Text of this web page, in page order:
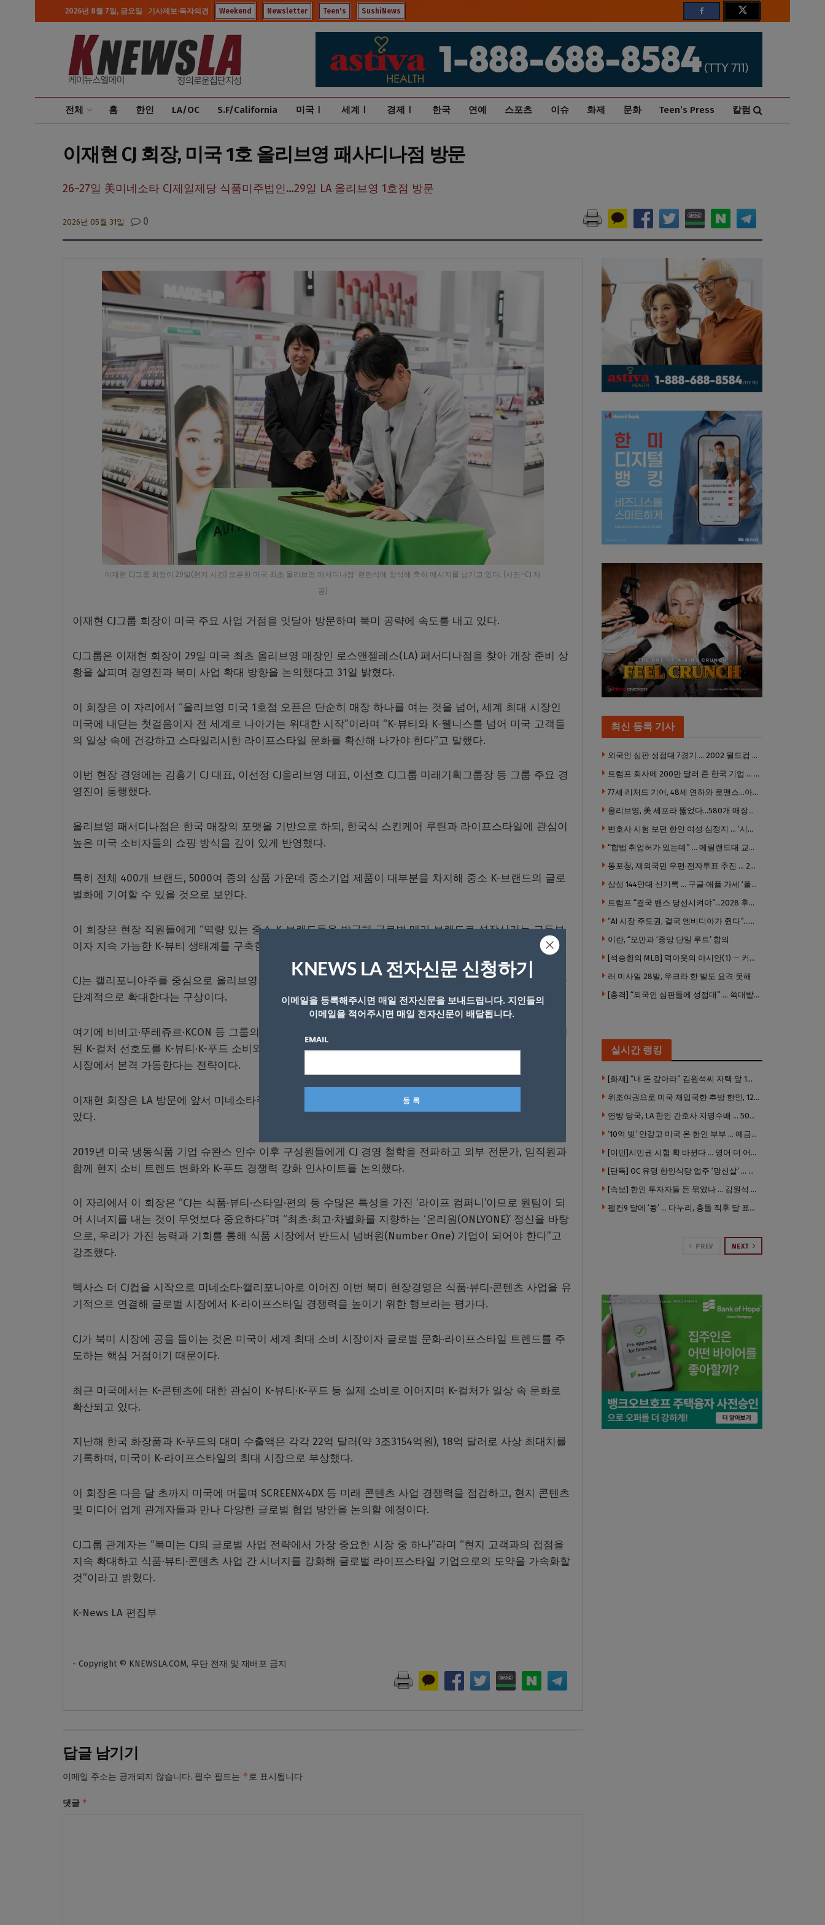
2026년 8월 7일, 금요일 기사제보·독자의견 Weekend Newsletter Teen's SushiNews
전체 홈 한인 LA/OC S.F/California 미국Ⅰ 세계Ⅰ 경제Ⅰ 한국 연예 스포츠 이슈 화제 문화 Teen’s Press 칼럼
이재현 CJ 회장, 미국 1호 올리브영 패사디나점 방문
26~27일 美미네소타 CJ제일제당 식품미주법인…29일 LA 올리브영 1호점 방문
2026년 05월 31일 0
이재현 CJ그룹 회장이 29일(현지 시간) 오픈한 미국 최초 올리브영 패서디나점’ 현판식에 참석해 축하 메시지를 남기고 있다. (사진=CJ 제
공)
이재현 CJ그룹 회장이 미국 주요 사업 거점을 잇달아 방문하며 북미 공략에 속도를 내고 있다.
CJ그룹은 이재현 회장이 29일 미국 최초 올리브영 매장인 로스앤젤레스(LA) 패서디나점을 찾아 개장 준비 상
황을 살피며 경영진과 북미 사업 확대 방향을 논의했다고 31일 밝혔다.
이 회장은 이 자리에서 “올리브영 미국 1호점 오픈은 단순히 매장 하나를 여는 것을 넘어, 세계 최대 시장인
미국에 내딛는 첫걸음이자 전 세계로 나아가는 위대한 시작”이라며 “K-뷰티와 K-웰니스를 넘어 미국 고객들
의 일상 속에 건강하고 스타일리시한 라이프스타일 문화를 확산해 나가야 한다”고 말했다.
이번 현장 경영에는 김홍기 CJ 대표, 이선정 CJ올리브영 대표, 이선호 CJ그룹 미래기획그룹장 등 그룹 주요 경
영진이 동행했다.
올리브영 패서디나점은 한국 매장의 포맷을 기반으로 하되, 한국식 스킨케어 루틴과 라이프스타일에 관심이
높은 미국 소비자들의 쇼핑 방식을 깊이 있게 반영했다.
특히 전체 400개 브랜드, 5000여 종의 상품 가운데 중소기업 제품이 대부분을 차지해 중소 K-브랜드의 글로
벌화에 기여할 수 있을 것으로 보인다.
이 회장은 현장 직원들에게 “역량 있는 중소 K-브랜드들을 발굴해 글로벌 메가 브랜드로 성장시키는 교두보
이자 지속 가능한 K-뷰티 생태계를 구축한다는 자부심을 가져달라”고 했다.
CJ는 캘리포니아주를 중심으로 올리브영의 서부 핵심상권을 구축한 뒤 동부와 중남부 지역으로 사업 영역을
단계적으로 확대한다는 구상이다.
여기에 비비고·뚜레쥬르·KCON 등 그룹의 식품·엔터테인먼트 사업과의 시너지를 결집해, 콘텐츠를 통해 형성
된 K-컬처 선호도를 K-뷰티·K-푸드 소비와 라이프스타일 경험으로 잇는 ‘K라이프스타일 선순환 구조’를 북미
시장에서 본격 가동한다는 전략이다.
이재현 회장은 LA 방문에 앞서 미네소타주 미니애폴리스에 위치한 CJ제일제당 식품미주법인을 7년 만에 찾
았다.
2019년 미국 냉동식품 기업 슈완스 인수 이후 구성원들에게 CJ 경영 철학을 전파하고 외부 전문가, 임직원과
함께 현지 소비 트렌드 변화와 K-푸드 경쟁력 강화 인사이트를 논의했다.
이 자리에서 이 회장은 “CJ는 식품·뷰티·스타일·편의 등 수많은 특성을 가진 ‘라이프 컴퍼니’이므로 원팀이 되
어 시너지를 내는 것이 무엇보다 중요하다”며 “최초·최고·차별화를 지향하는 ‘온리원(ONLYONE)’ 정신을 바탕
으로, 우리가 가진 능력과 기회를 통해 식품 시장에서 반드시 넘버원(Number One) 기업이 되어야 한다”고
강조했다.
텍사스 더 CJ컵을 시작으로 미네소타·캘리포니아로 이어진 이번 북미 현장경영은 식품·뷰티·콘텐츠 사업을 유
기적으로 연결해 글로벌 시장에서 K-라이프스타일 경쟁력을 높이기 위한 행보라는 평가다.
CJ가 북미 시장에 공을 들이는 것은 미국이 세계 최대 소비 시장이자 글로벌 문화·라이프스타일 트렌드를 주
도하는 핵심 거점이기 때문이다.
최근 미국에서는 K-콘텐츠에 대한 관심이 K-뷰티·K-푸드 등 실제 소비로 이어지며 K-컬처가 일상 속 문화로
확산되고 있다.
지난해 한국 화장품과 K-푸드의 대미 수출액은 각각 22억 달러(약 3조3154억원), 18억 달러로 사상 최대치를
기록하며, 미국이 K-라이프스타일의 최대 시장으로 부상했다.
이 회장은 다음 달 초까지 미국에 머물며 SCREENX·4DX 등 미래 콘텐츠 사업 경쟁력을 점검하고, 현지 콘텐츠
및 미디어 업계 관계자들과 만나 다양한 글로벌 협업 방안을 논의할 예정이다.
CJ그룹 관계자는 “북미는 CJ의 글로벌 사업 전략에서 가장 중요한 시장 중 하나”라며 “현지 고객과의 접점을
지속 확대하고 식품·뷰티·콘텐츠 사업 간 시너지를 강화해 글로벌 라이프스타일 기업으로의 도약을 가속화할
것”이라고 밝혔다.
K-News LA 편집부
- Copyright © KNEWSLA.COM, 무단 전재 및 재배포 금지
답글 남기기
이메일 주소는 공개되지 않습니다. 필수 필드는 *로 표시됩니다
댓글 *
최신 등록 기사
외국인 심판 성접대 7경기 … 2002 월드컵 4강 신화도 흔들
트럼프 회사에 200만 달러 준 한국 기업 … 민주당 뇌물의혹 조사
77세 리처드 기어, 48세 연하와 로맨스…아들과 3살 차
올리브영, 美 세포라 뚫었다…580개 매장에 ‘K뷰티에딧’ 론칭
변호사 시험 보던 한인 여성 심정지 … ‘시험장측 대응 부적절’ 소송
“합법 취업허가 있는데” … 메릴랜드대 교수, 공항서 ICE에 체포, 구금 중
동포청, 재외국민 우편·전자투표 추진 … 2028년 도입 목표
삼성 144만대 신기록 … 구글·애플 가세 ‘폴더블 대전’ 열린다
트럼프 “결국 밴스 당선시켜야”…2028 후계 구도 힘 싣나
“AI 시장 주도권, 결국 엔비디아가 쥔다”…모건스탠리 장담
이란, “오만과 ‘중앙 단일 루트’ 합의
[석승환의 MLB] 덕아웃의 아시안(1) — 커트 스즈키가 우리에게 묻는 것
러 미사일 28발, 우크라 한 발도 요격 못해
[충격] “외국인 심판들에 성접대” … 쑥대밭된 축협 어디까지 추락하나
실시간 랭킹
[화제] “내 돈 갚아라” 김원석씨 자택 앞 1인 광대 시위 … 한인 투자사, “108만 달러 못받아”
위조여권으로 미국 재입국한 추방 한인, 120만 달러 은행 사기 행각
연방 당국, LA 한인 간호사 지명수배 … 500만 달러 메디캐어 사기, 선고 직전 한국 도주
’10억 빚’ 안갚고 미국 온 한인 부부 … 예금보험공사, 미국서 소송
[이민]시민권 시험 확 바뀐다 … 영어 더 어렵게, 민간시험 도입 추진
[단독] OC 유명 한인식당 업주 ‘망신살’ … 육류대금 안 갚자 식당서 공개추심
[속보] 한인 투자자들 돈 묶였나 … 김원석 회사들 챕터7 강제파산·자진파산 잇따라 신청
팰컨9 달에 ‘쾅’ … 다누리, 충돌 직후 달 표면 촬영 유일 탐사선
PREV NEXT
KNEWS LA 전자신문 신청하기
이메일을 등록해주시면 매일 전자신문을 보내드립니다. 지인들의
이메일을 적어주시면 매일 전자신문이 배달됩니다.
EMAIL